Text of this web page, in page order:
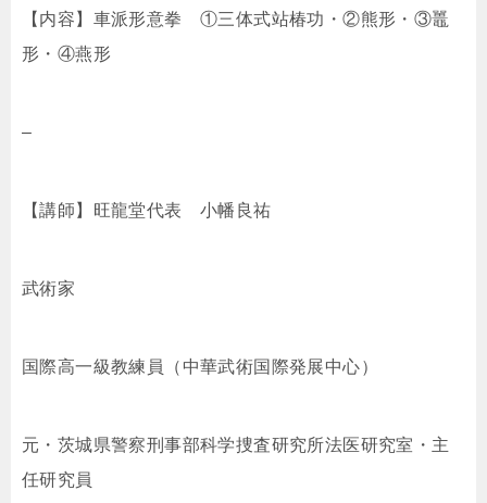
【内容】車派形意拳 ①三体式站椿功・②熊形・③鼉
形・④燕形
–
【講師】旺龍堂代表 小幡良祐
武術家
国際高一級教練員（中華武術国際発展中心）
元・茨城県警察刑事部科学捜査研究所法医研究室・主
任研究員